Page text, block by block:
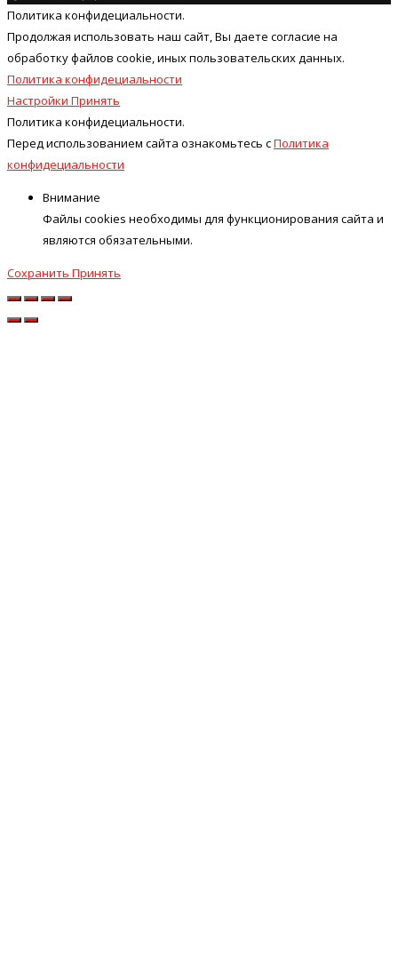
Политика конфидециальности.
Продолжая использовать наш cайт, Вы даете согласие на
обработку файлов cookie, иных пользовательских данных.
Политика конфидециальности
Настройки Принять
Политика конфидециальности.
Перед использованием сайта ознакомьтесь сПолитика
конфидециальности
Внимание
Файлы cookies необходимы для функционирования сайта и
являются обязательными.
Сохранить Принять